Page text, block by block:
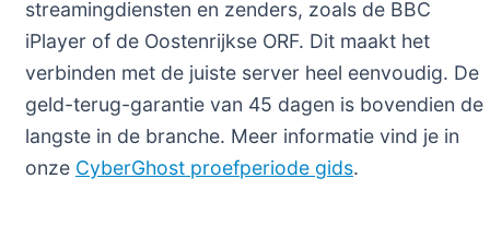
streamingdiensten en zenders, zoals de BBC
iPlayer of de Oostenrijkse ORF. Dit maakt het
verbinden met de juiste server heel eenvoudig. De
geld-terug-garantie van 45 dagen is bovendien de
langste in de branche. Meer informatie vind je in
onze CyberGhost proefperiode gids.